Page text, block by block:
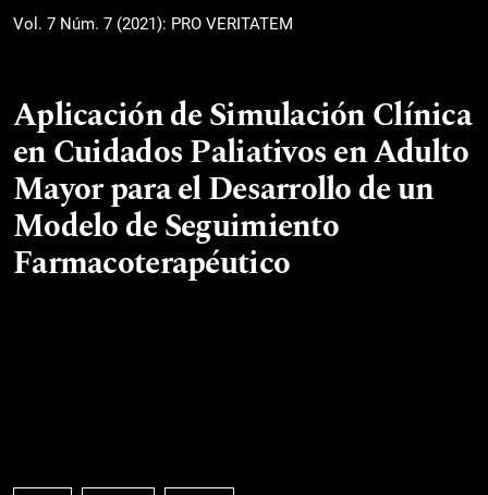
Vol. 7 Núm. 7 (2021): PRO VERITATEM
Aplicación de Simulación Clínica
en Cuidados Paliativos en Adulto
Mayor para el Desarrollo de un
Modelo de Seguimiento
Farmacoterapéutico